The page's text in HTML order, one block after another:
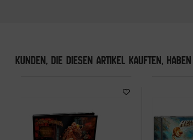
KUNDEN, DIE DIESEN ARTIKEL KAUFTEN,